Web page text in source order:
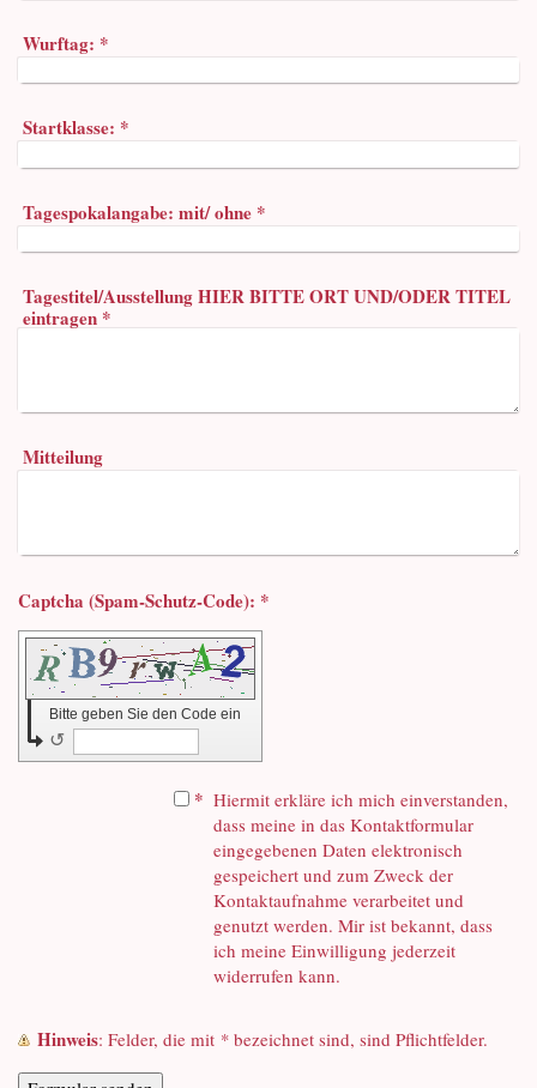
Wurftag: *
Startklasse: *
Tagespokalangabe: mit/ ohne *
Tagestitel/Ausstellung HIER BITTE ORT UND/ODER TITEL
eintragen *
Mitteilung
Captcha (Spam-Schutz-Code): *
Bitte geben Sie den Code ein
↺
* Hiermit erkläre ich mich einverstanden,
dass meine in das Kontaktformular
eingegebenen Daten elektronisch
gespeichert und zum Zweck der
Kontaktaufnahme verarbeitet und
genutzt werden. Mir ist bekannt, dass
ich meine Einwilligung jederzeit
widerrufen kann.
Hinweis : Felder, die mit * bezeichnet sind, sind Pflichtfelder.